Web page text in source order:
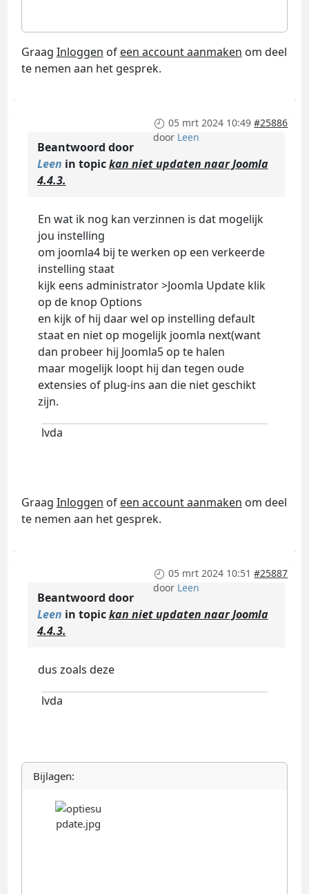
Graag Inloggen of een account aanmaken om deel
te nemen aan het gesprek.
05 mrt 2024 10:49 #25886
door Leen
Beantwoord door
Leen in topickan niet updaten naar Joomla
4.4.3.
En wat ik nog kan verzinnen is dat mogelijk
jou instelling
om joomla4 bij te werken op een verkeerde
instelling staat
kijk eens administrator >Joomla Update klik
op de knop Options
en kijk of hij daar wel op instelling default
staat en niet op mogelijk joomla next(want
dan probeer hij Joomla5 op te halen
maar mogelijk loopt hij dan tegen oude
extensies of plug-ins aan die niet geschikt
zijn.
lvda
Graag Inloggen of een account aanmaken om deel
te nemen aan het gesprek.
05 mrt 2024 10:51 #25887
door Leen
Beantwoord door
Leen in topickan niet updaten naar Joomla
4.4.3.
dus zoals deze
lvda
Bijlagen: